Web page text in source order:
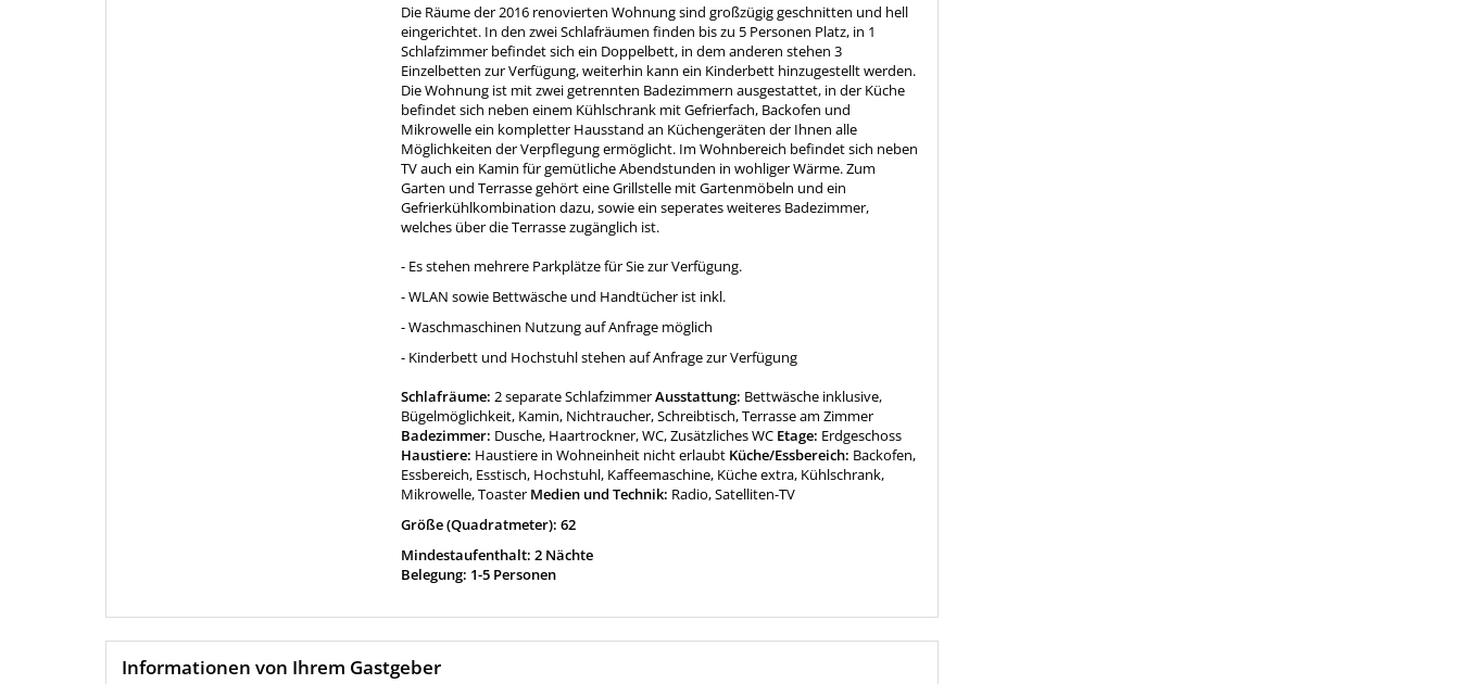
Die Räume der 2016 renovierten Wohnung sind großzügig geschnitten und hell
eingerichtet. In den zwei Schlafräumen finden bis zu 5 Personen Platz, in 1
Schlafzimmer befindet sich ein Doppelbett, in dem anderen stehen 3
Einzelbetten zur Verfügung, weiterhin kann ein Kinderbett hinzugestellt werden.
Die Wohnung ist mit zwei getrennten Badezimmern ausgestattet, in der Küche
befindet sich neben einem Kühlschrank mit Gefrierfach, Backofen und
Mikrowelle ein kompletter Hausstand an Küchengeräten der Ihnen alle
Möglichkeiten der Verpflegung ermöglicht. Im Wohnbereich befindet sich neben
TV auch ein Kamin für gemütliche Abendstunden in wohliger Wärme. Zum
Garten und Terrasse gehört eine Grillstelle mit Gartenmöbeln und ein
Gefrierkühlkombination dazu, sowie ein seperates weiteres Badezimmer,
welches über die Terrasse zugänglich ist.
- Es stehen mehrere Parkplätze für Sie zur Verfügung.
- WLAN sowie Bettwäsche und Handtücher ist inkl.
- Waschmaschinen Nutzung auf Anfrage möglich
- Kinderbett und Hochstuhl stehen auf Anfrage zur Verfügung
Schlafräume: 2 separate SchlafzimmerAusstattung: Bettwäsche inklusive,
Bügelmöglichkeit, Kamin, Nichtraucher, Schreibtisch, Terrasse am Zimmer
Badezimmer: Dusche, Haartrockner, WC, Zusätzliches WC Etage: Erdgeschoss
Haustiere: Haustiere in Wohneinheit nicht erlaubt Küche/Essbereich: Backofen,
Essbereich, Esstisch, Hochstuhl, Kaffeemaschine, Küche extra, Kühlschrank,
Mikrowelle, Toaster Medien und Technik: Radio, Satelliten-TV
Größe (Quadratmeter): 62
Mindestaufenthalt: 2 Nächte
Belegung: 1-5 Personen
Informationen von Ihrem Gastgeber